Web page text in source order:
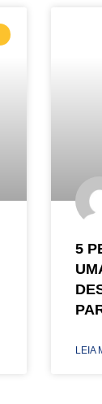
5
LEIA